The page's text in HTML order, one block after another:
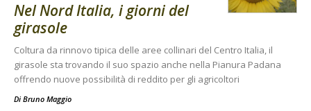
Nel Nord Italia, i giorni del
girasole
Coltura da rinnovo tipica delle aree collinari del Centro Italia, il
girasole sta trovando il suo spazio anche nella Pianura Padana
offrendo nuove possibilità di reddito per gli agricoltori
Di Bruno Maggio